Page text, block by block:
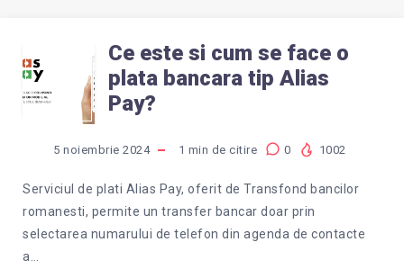
CE
ESTE
SI
CUM
SE
Ce este si cum se face o
plata bancara tip Alias
Pay?
5 noiembrie 2024 1 min de citire 0 1002
Serviciul de plati Alias Pay, oferit de Transfond bancilor
romanesti, permite un transfer bancar doar prin
selectarea numarului de telefon din agenda de contacte
a…